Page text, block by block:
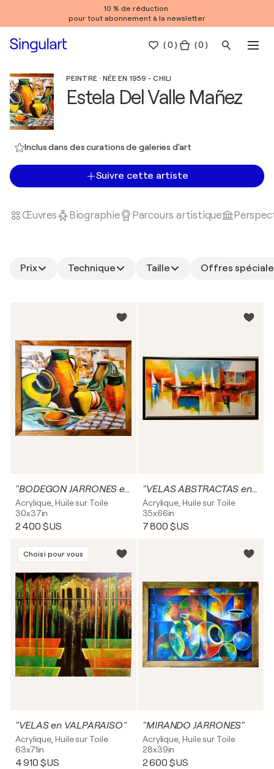
10 % de réduction
pour tout abonnement à la newsletter
(0 ) ( 0 )
PEINTRE · NÉE EN 1959 - CHILI
Estela Del Valle Mañez
Inclus dans des curations de galeries d'art
Suivre cette artiste
Œuvres Biographie Parcours artistique
Prix Technique Taille Offres
"BODEGON JARRONES en REALIDAD"
Acrylique, Huile sur Toile
30x37in
2 400 $US
"VELAS ABSTRACTAS en CHILE"
Acrylique, Huile sur Toile
35x66in
7 800 $US
Choisi pour vous
"VELAS en VALPARAISO"
Acrylique, Huile sur Toile
63x71in
4 910 $US
"MIRANDO JARRONES"
Acrylique, Huile sur Toile
28x39in
2 600 $US